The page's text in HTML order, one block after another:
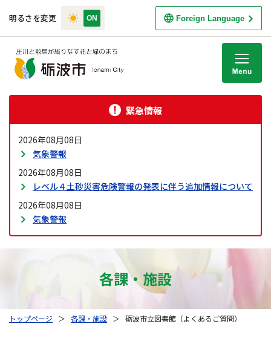
明るさを変更 Foreign Language
緊急情報
2026年08月08日
気象警報
2026年08月08日
レベル４土砂災害危険警報の発表に伴う追加情報について
2026年08月08日
気象警報
各課・施設
トップページ ＞ 各課・施設 ＞ 砺波市立図書館（よくあるご質問）